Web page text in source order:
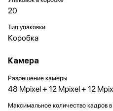
20
Тип упаковки
Коробка
Камера
Разрешение камеры
48 Mpixel + 12 Mpixel + 12
Максимальное количество кадров в